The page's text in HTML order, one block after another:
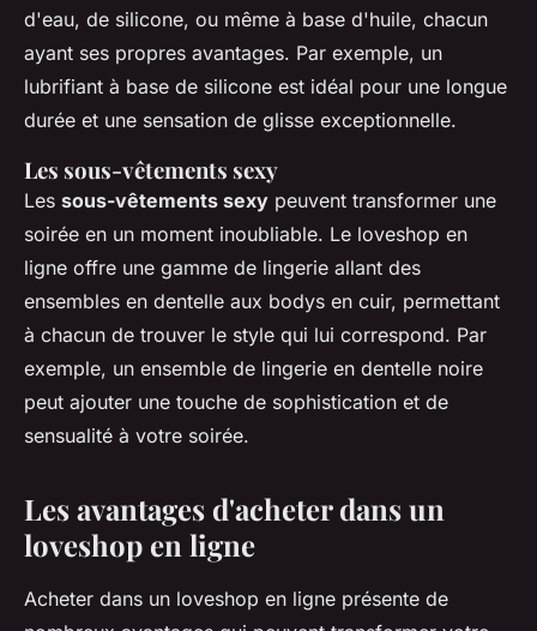
d'eau, de silicone, ou même à base d'huile, chacun
ayant ses propres avantages. Par exemple, un
lubrifiant à base de silicone est idéal pour une longue
durée et une sensation de glisse exceptionnelle.
Les sous-vêtements sexy
Les sous-vêtements sexy peuvent transformer une
soirée en un moment inoubliable. Le loveshop en
ligne offre une gamme de lingerie allant des
ensembles en dentelle aux bodys en cuir, permettant
à chacun de trouver le style qui lui correspond. Par
exemple, un ensemble de lingerie en dentelle noire
peut ajouter une touche de sophistication et de
sensualité à votre soirée.
Les avantages d'acheter dans un
loveshop en ligne
Acheter dans un loveshop en ligne présente de